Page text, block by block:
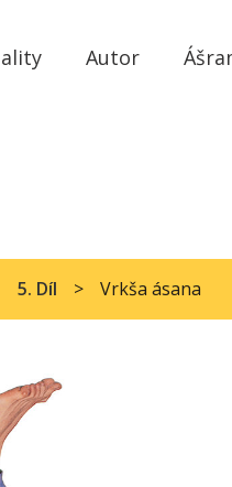
Autor
5. Díl Vrkša ásana